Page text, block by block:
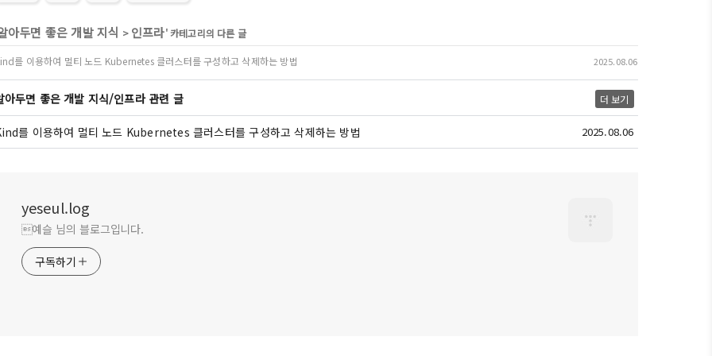
아두면 좋은 개발 지식 > 인프라' 카테고리의 다른 글
를 이용하여 멀티 노드 Kubernetes 클러스터를 구성하고 삭제하는 방법 2025.08.06
아두면 좋은 개발 지식/인프라 관련 글 더 보기
를 이용하여 멀티 노드 Kubernetes 클러스터를 구성하고 삭제하는 방법 2025.08.06
yeseul.log
예슬 님의 블로그입니다.
구독하기